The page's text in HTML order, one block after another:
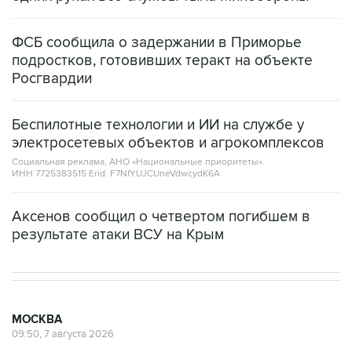
ФСБ сообщила о задержании в Приморье
подростков, готовивших теракт на объекте
Росгвардии
Беспилотные технологии и ИИ на службе у
электросетевых объектов и агрокомплексов
Социальная реклама, АНО «Национальные приоритеты».
ИНН 7725383515 Erid: F7NfYUJCUneVdwcydK6A
Аксенов сообщил о четвертом погибшем в
результате атаки ВСУ на Крым
МОСКВА
09:50, 7 августа 2026